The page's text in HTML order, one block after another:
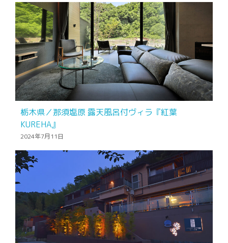
栃木県／那須塩原 露天風呂付ヴィラ『紅葉
KUREHA』
2024年7月11日